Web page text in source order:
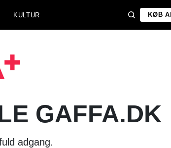
KULTUR KØB
GAFFA.DK
adgang.